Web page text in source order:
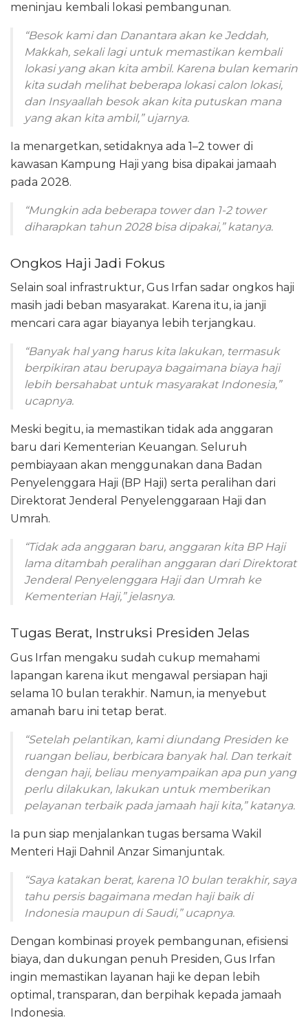
meninjau kembali lokasi pembangunan.
“Besok kami dan Danantara akan ke Jeddah,
Makkah, sekali lagi untuk memastikan kembali
lokasi yang akan kita ambil. Karena bulan kemarin
kita sudah melihat beberapa lokasi calon lokasi,
dan Insyaallah besok akan kita putuskan mana
yang akan kita ambil,” ujarnya.
Ia menargetkan, setidaknya ada 1–2 tower di
kawasan Kampung Haji yang bisa dipakai jamaah
pada 2028.
“Mungkin ada beberapa tower dan 1-2 tower
diharapkan tahun 2028 bisa dipakai,” katanya.
Ongkos Haji Jadi Fokus
Selain soal infrastruktur, Gus Irfan sadar ongkos haji
masih jadi beban masyarakat. Karena itu, ia janji
mencari cara agar biayanya lebih terjangkau.
“Banyak hal yang harus kita lakukan, termasuk
berpikiran atau berupaya bagaimana biaya haji
lebih bersahabat untuk masyarakat Indonesia,”
ucapnya.
Meski begitu, ia memastikan tidak ada anggaran
baru dari Kementerian Keuangan. Seluruh
pembiayaan akan menggunakan dana Badan
Penyelenggara Haji (BP Haji) serta peralihan dari
Direktorat Jenderal Penyelenggaraan Haji dan
Umrah.
“Tidak ada anggaran baru, anggaran kita BP Haji
lama ditambah peralihan anggaran dari Direktorat
Jenderal Penyelenggara Haji dan Umrah ke
Kementerian Haji,” jelasnya.
Tugas Berat, Instruksi Presiden Jelas
Gus Irfan mengaku sudah cukup memahami
lapangan karena ikut mengawal persiapan haji
selama 10 bulan terakhir. Namun, ia menyebut
amanah baru ini tetap berat.
“Setelah pelantikan, kami diundang Presiden ke
ruangan beliau, berbicara banyak hal. Dan terkait
dengan haji, beliau menyampaikan apa pun yang
perlu dilakukan, lakukan untuk memberikan
pelayanan terbaik pada jamaah haji kita,” katanya.
Ia pun siap menjalankan tugas bersama Wakil
Menteri Haji Dahnil Anzar Simanjuntak.
“Saya katakan berat, karena 10 bulan terakhir, saya
tahu persis bagaimana medan haji baik di
Indonesia maupun di Saudi,” ucapnya.
Dengan kombinasi proyek pembangunan, efisiensi
biaya, dan dukungan penuh Presiden, Gus Irfan
ingin memastikan layanan haji ke depan lebih
optimal, transparan, dan berpihak kepada jamaah
Indonesia.